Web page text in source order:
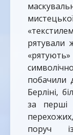
рятували
побачили
Берліні,
за перші
поруч